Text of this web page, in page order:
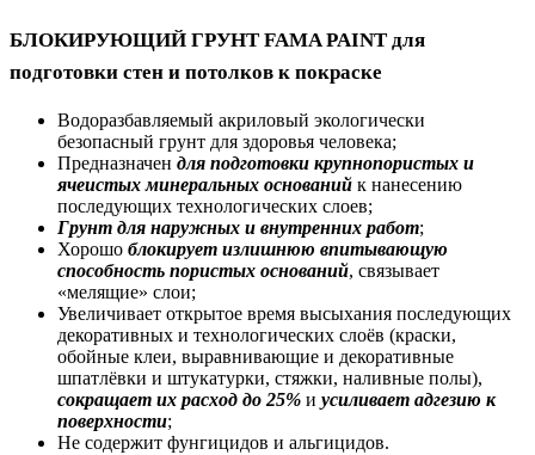
БЛОКИРУЮЩИЙ ГРУНТ FAMA PAINT для
подготовки стен и потолков к покраске
Водоразбавляемый акриловый экологически
безопасный грунт для здоровья человека;
Предназначен для подготовки крупнопористых и
ячеистых минеральных оснований к нанесению
последующих технологических слоев;
Грунт для наружных и внутренних работ;
Хорошо блокирует излишнюю впитывающую
способность пористых оснований, связывает
«мелящие» слои;
Увеличивает открытое время высыхания последующих
декоративных и технологических слоёв (краски,
обойные клеи, выравнивающие и декоративные
шпатлёвки и штукатурки, стяжки, наливные полы),
сокращает их расход до 25% и усиливает адгезию к
поверхности;
Не содержит фунгицидов и альгицидов.